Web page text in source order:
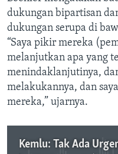
dukungan bipartisan
dukungan serupa di
“Saya pikir mereka
melanjutkan apa yang
menindaklanjutinya,
melakukannya, dan
mereka,” ujarnya.